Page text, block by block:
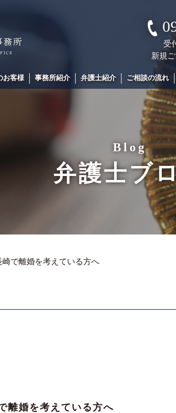
受
新規
お客様 事務所紹介 弁護士紹介 ご相談の流れ
Blog
弁護士ブ
崎で離婚を考えている方へ
離婚を考えている方へ